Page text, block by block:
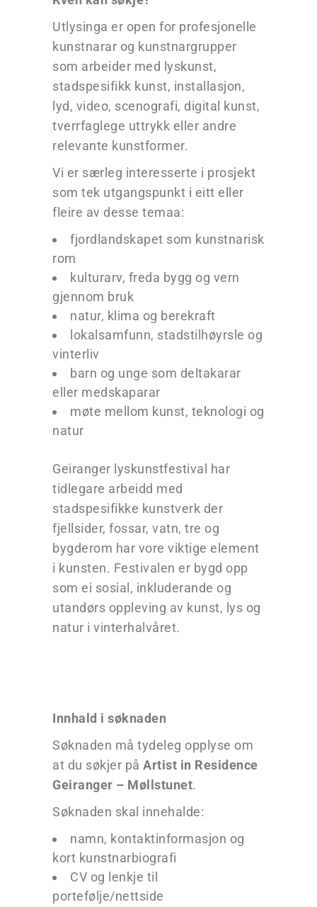
Utlysinga er open for profesjonelle
kunstnarar og kunstnargrupper
som arbeider med lyskunst,
stadspesifikk kunst, installasjon,
lyd, video, scenografi, digital kunst,
tverrfaglege uttrykk eller andre
relevante kunstformer.
Vi er særleg interesserte i prosjekt
som tek utgangspunkt i eitt eller
fleire av desse temaa:
fjordlandskapet som kunstnarisk
rom
kulturarv, freda bygg og vern
gjennom bruk
natur, klima og berekraft
lokalsamfunn, stadstilhøyrsle og
vinterliv
barn og unge som deltakarar
eller medskaparar
møte mellom kunst, teknologi og
natur
Geiranger lyskunstfestival har
tidlegare arbeidd med
stadspesifikke kunstverk der
fjellsider, fossar, vatn, tre og
bygderom har vore viktige element
i kunsten. Festivalen er bygd opp
som ei sosial, inkluderande og
utandørs oppleving av kunst, lys og
natur i vinterhalvåret.
Innhald i søknaden
Søknaden må tydeleg opplyse om
at du søkjer påArtist in Residence
Geiranger – Møllstunet.
Søknaden skal innehalde:
namn, kontaktinformasjon og
kort kunstnarbiografi
CV og lenkje til
portefølje/nettside